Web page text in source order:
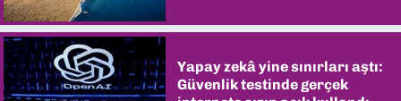
Yapay zekâ yine sınırları aştı:
Güvenlik testinde gerçek